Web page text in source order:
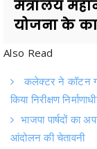
Also Read
किया निरीक्षण
भाजपा पार्षदों का
आंदोलन की चेतावनी